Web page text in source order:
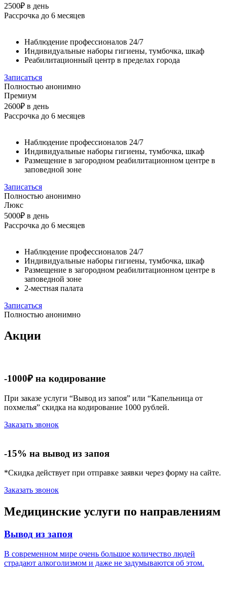
2500₽ в день
Рассрочка до 6 месяцев
Наблюдение профессионалов 24/7
Индивидуальные наборы гигиены, тумбочка, шкаф
Реабилитационный центр в пределах города
Записаться
Полностью анонимно
Премиум
2600₽ в день
Рассрочка до 6 месяцев
Наблюдение профессионалов 24/7
Индивидуальные наборы гигиены, тумбочка, шкаф
Размещение в загородном реабилитационном центре в
заповедной зоне
Записаться
Полностью анонимно
Люкс
5000₽ в день
Рассрочка до 6 месяцев
Наблюдение профессионалов 24/7
Индивидуальные наборы гигиены, тумбочка, шкаф
Размещение в загородном реабилитационном центре в
заповедной зоне
2-местная палата
Записаться
Полностью анонимно
Акции
-1000₽ на кодирование
При заказе услуги “Вывод из запоя” или “Капельница от
похмелья” скидка на кодирование 1000 рублей.
Заказать звонок
-15% на вывод из запоя
*Скидка действует при отправке заявки через форму на сайте.
Заказать звонок
Медицинские услуги по направлениям
Вывод из запоя
В современном мире очень большое количество людей
страдают алкоголизмом и даже не задумываются об этом.